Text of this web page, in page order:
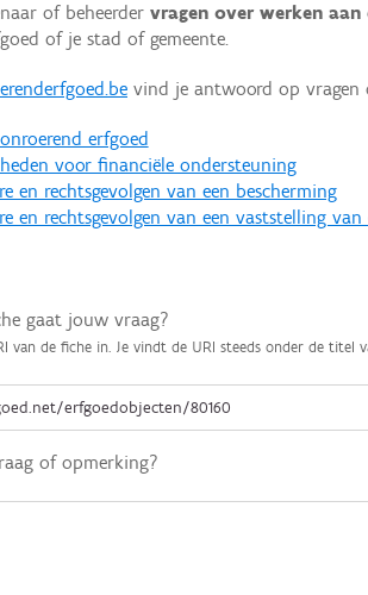
of beheerder vragen over werken aan
of je stad of gemeente.
vind je antwoord op vragen
erfgoed
voor financiële ondersteuning
en rechtsgevolgen van een bescherming
en rechtsgevolgen van een vaststelling
gaat jouw vraag?
van de fiche in. Je vindt de URI steeds onder de titel
of opmerking?